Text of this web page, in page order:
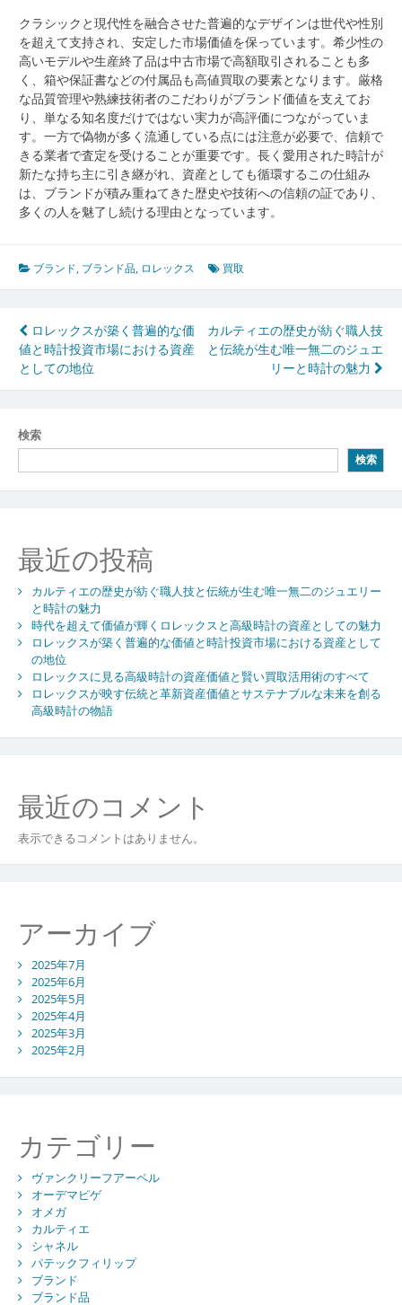
クラシックと現代性を融合させた普遍的なデザインは世代や性別
を超えて支持され、安定した市場価値を保っています。希少性の
高いモデルや生産終了品は中古市場で高額取引されることも多
く、箱や保証書などの付属品も高値買取の要素となります。厳格
な品質管理や熟練技術者のこだわりがブランド価値を支えてお
り、単なる知名度だけではない実力が高評価につながっていま
す。一方で偽物が多く流通している点には注意が必要で、信頼で
きる業者で査定を受けることが重要です。長く愛用された時計が
新たな持ち主に引き継がれ、資産としても循環するこの仕組み
は、ブランドが積み重ねてきた歴史や技術への信頼の証であり、
多くの人を魅了し続ける理由となっています。
ブランド, ブランド品, ロレックス 買取
投
稿
ナ
ビ
ゲ
ー
ョ
ン
ロレックスが築く普遍的な価
値と時計投資市場における資産
としての地位
カルティエの歴史が紡ぐ職人技
と伝統が生む唯一無二のジュエ
リーと時計の魅力
検索
検索
最近の投稿
カルティエの歴史が紡ぐ職人技と伝統が生む唯一無二のジュエリー
と時計の魅力
時代を超えて価値が輝くロレックスと高級時計の資産としての魅力
ロレックスが築く普遍的な価値と時計投資市場における資産として
の地位
ロレックスに見る高級時計の資産価値と賢い買取活用術のすべて
ロレックスが映す伝統と革新資産価値とサステナブルな未来を創る
高級時計の物語
最近のコメント
表示できるコメントはありません。
アーカイブ
2025年7月
2025年6月
2025年5月
2025年4月
2025年3月
2025年2月
カテゴリー
ヴァンクリーフアーペル
オーデマピゲ
オメガ
カルティエ
シャネル
パテックフィリップ
ブランド
ブランド品